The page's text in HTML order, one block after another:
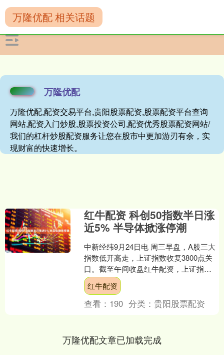
万隆优配
万隆优配,配资交易平台,贵阳股票配资,股票配资平台查询
网站,配资入门炒股,股票投资公司,配资优秀股票配资网站/
我们的杠杆炒股配资服务让您在股市中更加游刃有余，实
现财富的快速增长。
万隆优配 相关话题
红牛配资 科创50指数半日涨
近5% 半导体掀涨停潮
中新经纬9月24日电 周三早盘，A股三大
指数低开高走，上证指数收复3800点关
口。截至午间收盘红牛配资，上证指数
涨0.63%，报3845.91点；深证成指涨
1.....
红牛配资
查看： 190 分类：贵阳股票配资
万隆优配文章已加载完成